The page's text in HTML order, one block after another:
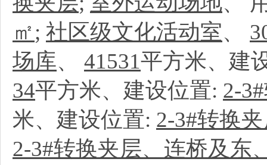
㎡; 社区级文化活动室、
场库、 41531平方米、建
34平方米、建设位置: 2-
米、建设位置: 2-3#转换
2-3#转换夹层、连桥及东